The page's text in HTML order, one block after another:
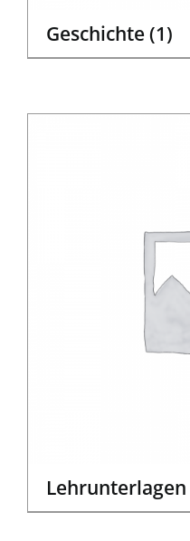
Geschichte (1)
Lehrunterlagen